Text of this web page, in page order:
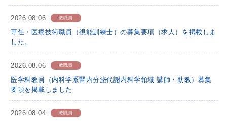
2026.08.06 教職員
専任・医療技術職員（視能訓練士）の募集要項（求人）を掲載しま
した。
2026.08.06 教職員
医学科教員（内科学系腎内分泌代謝内科学領域 講師・助教）募集
要項を掲載しました
2026.08.04 教職員